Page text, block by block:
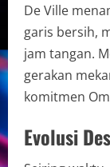
De Ville
garis bersih,
jam tangan.
gerakan
komitmen
Evolusi